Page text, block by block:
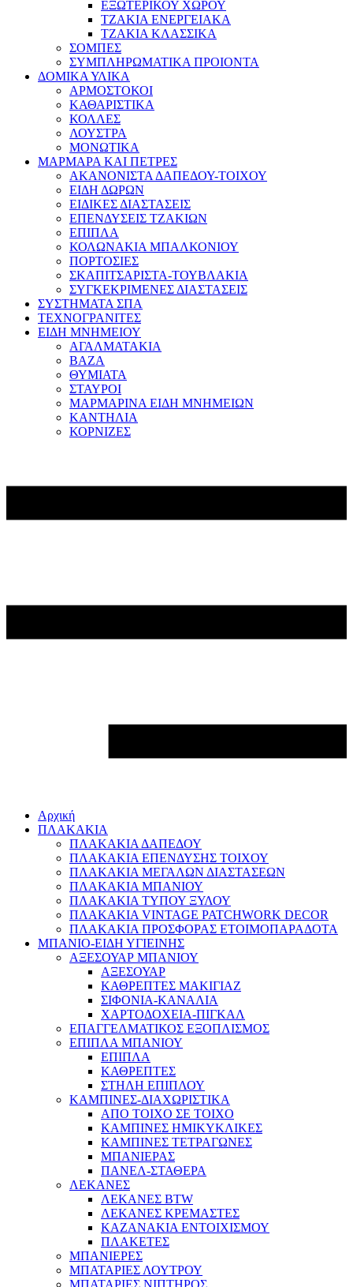
ΕΞΩΤΕΡΙΚΟΥ ΧΩΡΟΥ
ΤΖΑΚΙΑ ΕΝΕΡΓΕΙΑΚΑ
ΤΖΑΚΙΑ ΚΛΑΣΣΙΚΑ
ΣΟΜΠΕΣ
ΣΥΜΠΛΗΡΩΜΑΤΙΚΑ ΠΡΟΙΟΝΤΑ
ΔΟΜΙΚΑ ΥΛΙΚΑ
ΑΡΜΟΣΤΟΚΟΙ
ΚΑΘΑΡΙΣΤΙΚΑ
ΚΟΛΛΕΣ
ΛΟΥΣΤΡΑ
ΜΟΝΩΤΙΚΑ
ΜΑΡΜΑΡΑ ΚΑΙ ΠΕΤΡΕΣ
ΑΚΑΝΟΝΙΣΤΑ ΔΑΠΕΔΟΥ-ΤΟΙΧΟΥ
ΕΙΔΗ ΔΩΡΩΝ
ΕΙΔΙΚΕΣ ΔΙΑΣΤΑΣΕΙΣ
ΕΠΕΝΔΥΣΕΙΣ ΤΖΑΚΙΩΝ
ΕΠΙΠΛΑ
ΚΟΛΩΝΑΚΙΑ ΜΠΑΛΚΟΝΙΟΥ
ΠΟΡΤΟΣΙΕΣ
ΣΚΑΠΙΤΣΑΡΙΣΤΑ-ΤΟΥΒΛΑΚΙΑ
ΣΥΓΚΕΚΡΙΜΕΝΕΣ ΔΙΑΣΤΑΣΕΙΣ
ΣΥΣΤΗΜΑΤΑ ΣΠΑ
ΤΕΧΝΟΓΡΑΝΙΤΕΣ
ΕΙΔΗ ΜΝΗΜΕΙΟΥ
ΑΓΑΛΜΑΤΑΚΙΑ
ΒΑΖΑ
ΘΥΜΙΑΤΑ
ΣΤΑΥΡΟΙ
ΜΑΡΜΑΡΙΝΑ ΕΙΔΗ ΜΝΗΜΕΙΩΝ
ΚΑΝΤΗΛΙΑ
ΚΟΡΝΙΖΕΣ
Αρχική
ΠΛΑΚΑΚΙΑ
ΠΛΑΚΑΚΙΑ ΔΑΠΕΔΟΥ
ΠΛΑΚΑΚΙΑ ΕΠΕΝΔΥΣΗΣ ΤΟΙΧΟΥ
ΠΛΑΚΑΚΙΑ ΜΕΓΑΛΩΝ ΔΙΑΣΤΑΣΕΩΝ
ΠΛΑΚΑΚΙΑ ΜΠΑΝΙΟΥ
ΠΛΑΚΑΚΙΑ ΤΥΠΟΥ ΞΥΛΟΥ
ΠΛΑΚΑΚΙΑ VINTAGE PATCHWORK DECOR
ΠΛΑΚΑΚΙΑ ΠΡΟΣΦΟΡΑΣ ΕΤΟΙΜΟΠΑΡΑΔΟΤΑ
ΜΠΑΝΙΟ-ΕΙΔΗ ΥΓΙΕΙΝΗΣ
ΑΞΕΣΟΥΑΡ ΜΠΑΝΙΟΥ
ΑΞΕΣΟΥΑΡ
ΚΑΘΡΕΠΤΕΣ ΜΑΚΙΓΙΑΖ
ΣΙΦΟΝΙΑ-ΚΑΝΑΛΙΑ
ΧΑΡΤΟΔΟΧΕΙΑ-ΠΙΓΚΑΛ
ΕΠΑΓΓΕΛΜΑΤΙΚΟΣ ΕΞΟΠΛΙΣΜΟΣ
ΕΠΙΠΛΑ ΜΠΑΝΙΟΥ
ΕΠΙΠΛΑ
ΚΑΘΡΕΠΤΕΣ
ΣΤΗΛΗ ΕΠΙΠΛΟΥ
ΚΑΜΠΙΝΕΣ-ΔΙΑΧΩΡΙΣΤΙΚΑ
ΑΠΟ ΤΟΙΧΟ ΣΕ ΤΟΙΧΟ
ΚΑΜΠΙΝΕΣ ΗΜΙΚΥΚΛΙΚΕΣ
ΚΑΜΠΙΝΕΣ ΤΕΤΡΑΓΩΝΕΣ
ΜΠΑΝΙΕΡΑΣ
ΠΑΝΕΛ-ΣΤΑΘΕΡΑ
ΛΕΚΑΝΕΣ
ΛΕΚΑΝΕΣ BTW
ΛΕΚΑΝΕΣ ΚΡΕΜΑΣΤΕΣ
ΚΑΖΑΝΑΚΙΑ ΕΝΤΟΙΧΙΣΜΟΥ
ΠΛΑΚΕΤΕΣ
ΜΠΑΝΙΕΡΕΣ
ΜΠΑΤΑΡΙΕΣ ΛΟΥΤΡΟΥ
ΜΠΑΤΑΡΙΕΣ ΝΙΠΤΗΡΟΣ